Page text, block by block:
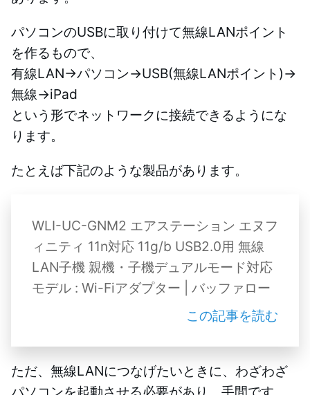
パソコンのUSBに取り付けて無線LANポイント
を作るもので、
有線LAN→パソコン→USB(無線LANポイント)→
無線→iPad
という形でネットワークに接続できるようにな
ります。
たとえば下記のような製品があります。
WLI-UC-GNM2 エアステーション エヌフ
ィニティ 11n対応 11g/b USB2.0用 無線
LAN子機 親機・子機デュアルモード対応
モデル : Wi-Fiアダプター | バッファロー
この記事を読む
ただ、無線LANにつなげたいときに、わざわざ